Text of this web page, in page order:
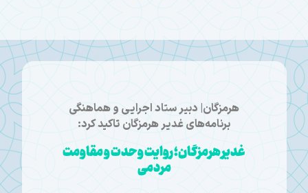
هرمزگان| دبیر ستاد اجرایی و هماهنگی
برنامه‌های غدیر هرمزگان تاکید کرد:
غدیر هرمزگان؛ روایت وحدت و مقاومت
مردمی